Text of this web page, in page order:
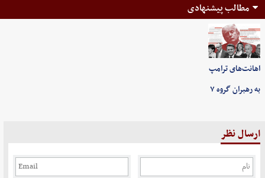
مطالب پیشنهادی
اهانت‌های ترامپ
به رهبران گروه ۷
ارسال نظر